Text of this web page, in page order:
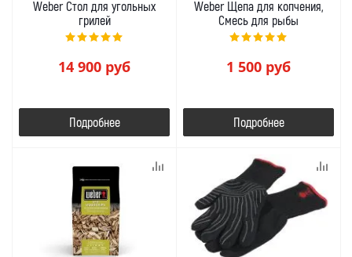
Weber Стол для угольных
грилей
14 900 руб
Подробнее
Weber Щепа для копчения,
Смесь для рыбы
1 500 руб
Подробнее